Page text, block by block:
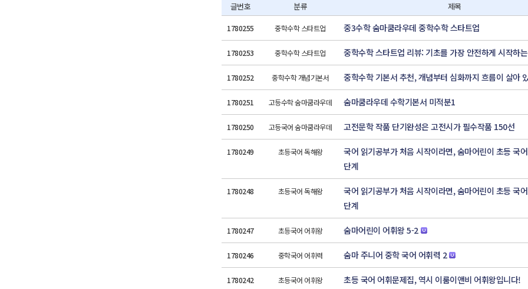
글번호 분류 제목
1780255 중학수학 스타트업 중3수학 숨마쿰라우데 중학수학 스타트업
1780253 중학수학 스타트업 중학수학 스타트업 리뷰: 기초를 가장 안전하게 시작하
1780252 중학수학 개념기본서 중학수학 기본서 추천, 개념부터 심화까지 흐름이 살아
1780251 고등수학 숨마쿰라우데 숨마쿰라우데 수학기본서 미적분1
1780250 고등국어 숨마쿰라우데 고전문학 작품 단기완성은 고전시가 필수작품 150선
1780249 초등국어 독해왕
국어 읽기공부가 처음 시작이라면, 숨마어린이 초등 국
단계
1780248 초등국어 독해왕
국어 읽기공부가 처음 시작이라면, 숨마어린이 초등 국
단계
1780247 초등국어 어휘왕 숨마어린이 어휘왕 5-2
1780246 중학국어 어휘력 숨마 주니어 중학 국어 어휘력 2
1780242 초등국어 어휘왕 초등 국어 어휘문제집, 역시 이룸이앤비 어휘왕입니다!